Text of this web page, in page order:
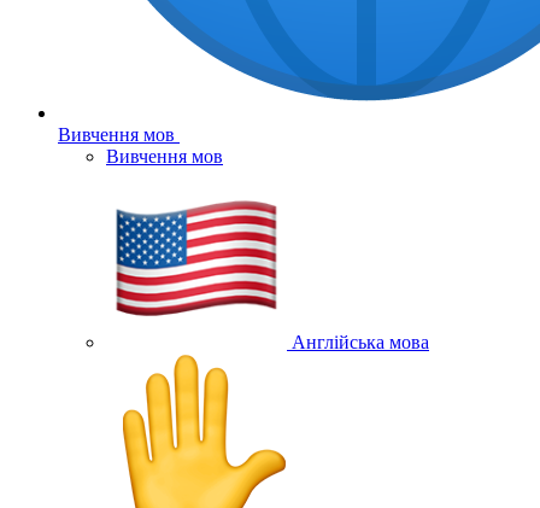
Вивчення мов
Вивчення мов
Англійська мова